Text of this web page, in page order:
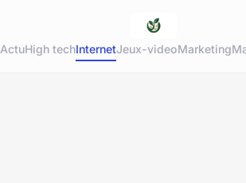
ActuHigh techInternetJeux-videoMarketing